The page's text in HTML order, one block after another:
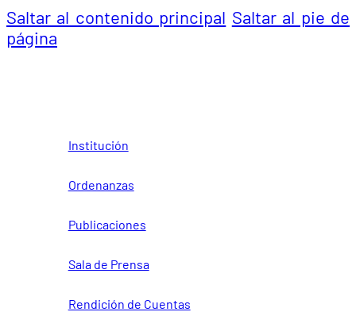
Saltar al contenido principal Saltar al pie de
página
Institución
Ordenanzas
Publicaciones
Sala de Prensa
Rendición de Cuentas